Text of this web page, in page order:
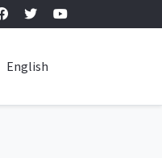
English